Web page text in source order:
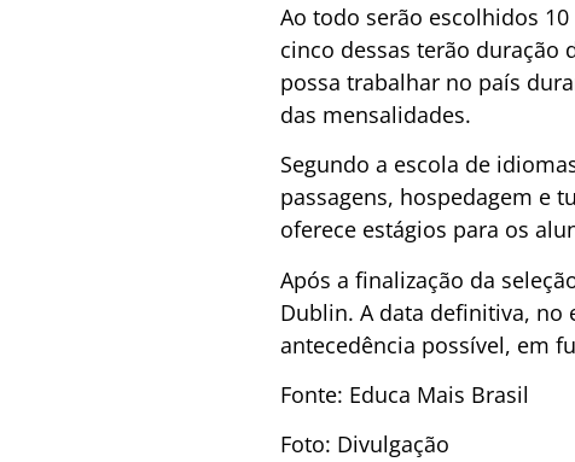
Ao todo serão escolhidos
cinco dessas terão duração
possa trabalhar no país
das mensalidades.
Segundo a escola de
passagens, hospedagem e
oferece estágios para os
Após a finalização da
Dublin. A data definitiva, no
antecedência possível, em
Fonte: Educa Mais Brasil
Foto: Divulgação